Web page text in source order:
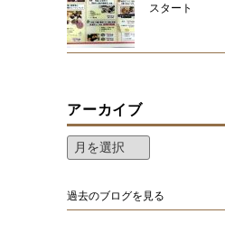
スタート
アーカイブ
過去のブログを見る